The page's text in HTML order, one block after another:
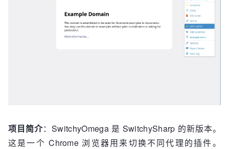
项目简介：SwitchyOmega 是 SwitchySharp 的新版本。
这是一个 Chrome 浏览器用来切换不同代理的插件。